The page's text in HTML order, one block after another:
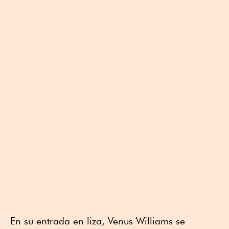
En su entrada en liza, Venus Williams se